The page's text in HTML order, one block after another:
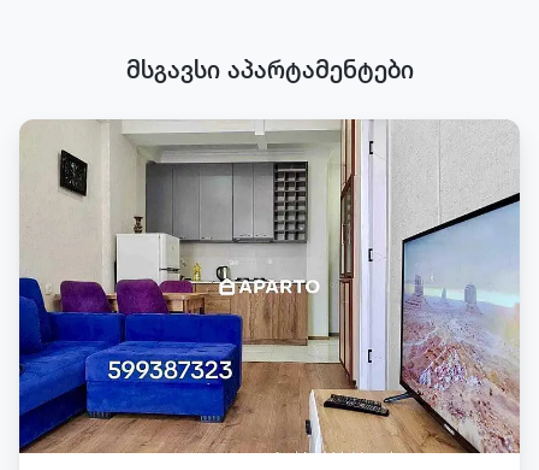
მსგავსი აპარტამენტები